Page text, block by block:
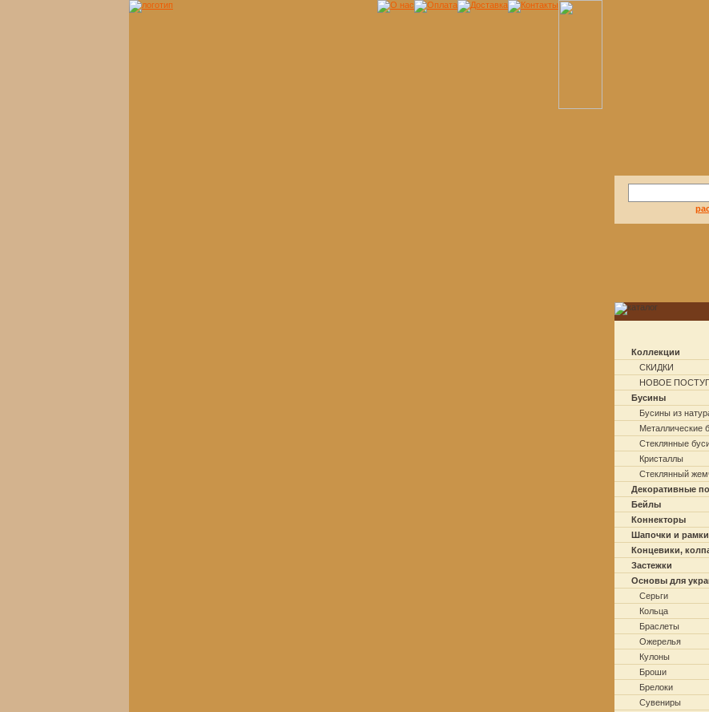
Коллекции
СКИДКИ
НОВОЕ
Бусины
Бусины из
Металлические
Стеклянные
Кристаллы
Стеклянный
Декоративные
Бейлы
Коннекторы
Шапочки и
Концевики,
Застежки
Основы для
Серьги
Кольца
Браслеты
Ожерелья
Кулоны
Броши
Брелоки
Сувениры